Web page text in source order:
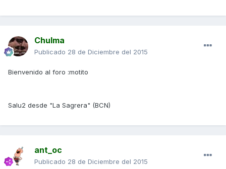
Chulma
Publicado 28 de Diciembre del 2015
Bienvenido al foro :motito
Salu2 desde "La Sagrera" (BCN)
ant_oc
Publicado 28 de Diciembre del 2015